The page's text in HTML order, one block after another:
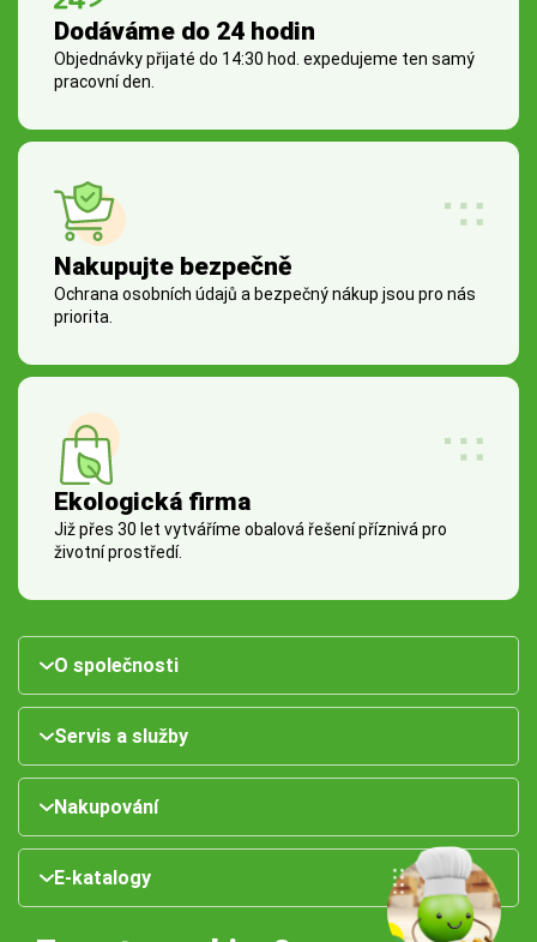
Dodáváme do 24 hodin
Objednávky přijaté do 14:30 hod. expedujeme ten samý
pracovní den.
Nakupujte bezpečně
Ochrana osobních údajů a bezpečný nákup jsou pro nás
priorita.
Ekologická firma
Již přes 30 let vytváříme obalová řešení příznivá pro
životní prostředí.
O společnosti
Servis a služby
Nakupování
E-katalogy